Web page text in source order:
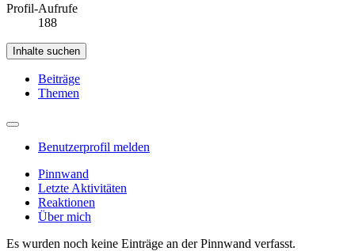
Profil-Aufrufe
188
Inhalte suchen
Beiträge
Themen
Benutzerprofil melden
Pinnwand
Letzte Aktivitäten
Reaktionen
Über mich
Es wurden noch keine Einträge an der Pinnwand verfasst.